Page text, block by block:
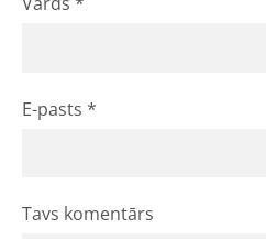
E-pasts *
Tavs komentārs